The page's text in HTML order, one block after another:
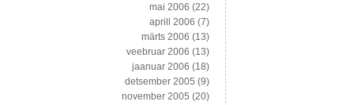
mai 2006 (22)
aprill 2006 (7)
märts 2006 (13)
veebruar 2006 (13)
jaanuar 2006 (18)
detsember 2005 (9)
november 2005 (20)